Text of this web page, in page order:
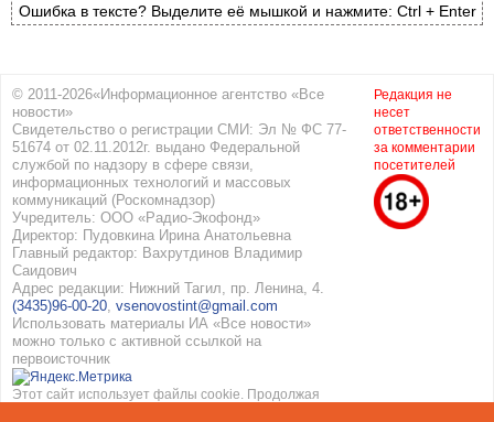
Ошибка в тексте? Выделите её мышкой и нажмите: Ctrl + Enter
© 2011-2026«Информационное агентство «Все
новости»
Свидетельство о регистрации СМИ: Эл № ФС 77-
51674 от 02.11.2012г. выдано Федеральной
службой по надзору в сфере связи,
информационных технологий и массовых
коммуникаций (Роскомнадзор)
Учредитель: ООО «Радио-Экофонд»
Директор: Пудовкина Ирина Анатольевна
Главный редактор: Вахрутдинов Владимир
Саидович
Адрес редакции: Нижний Тагил, пр. Ленина, 4.
(3435)96-00-20, vsenovostint@gmail.com
Использовать материалы ИА «Все новости»
можно только с активной ссылкой на
первоисточник
Этот сайт использует файлы cookie. Продолжая
Редакция не
несет
ответственности
за комментарии
посетителей